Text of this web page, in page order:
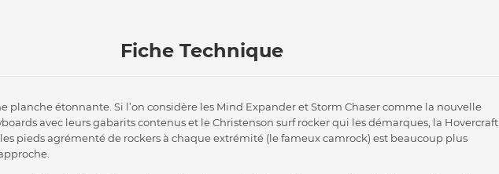
Fiche Technique
planche étonnante. Si l’on considère les Mind Expander et Storm Chaser comme la nouvelle
avec leurs gabarits contenus et le Christenson surf rocker qui les démarques, la Hovercraft
pieds agrémenté de rockers à chaque extrémité (le fameux camrock) est beaucoup plus